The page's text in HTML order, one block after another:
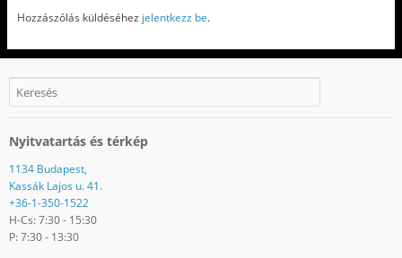
Hozzászólás küldéséhez jelentkezz be.
Nyitvatartás és térkép
1134 Budapest,
Kassák Lajos u. 41.
+36-1-350-1522
H-Cs: 7:30 - 15:30
P: 7:30 - 13:30